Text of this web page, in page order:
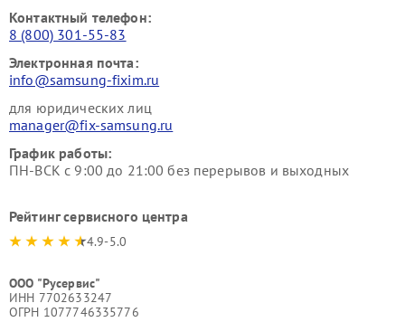
Контактный телефон:
8 (800) 301-55-83
Электронная почта:
info@samsung-fixim.ru
для юридических лиц
manager@fix-samsung.ru
График работы:
ПН-ВСК с 9:00 до 21:00 без перерывов и выходных
Рейтинг сервисного центра
4.9-5.0
ООО "Русервис"
ИНН 7702633247
ОГРН 1077746335776